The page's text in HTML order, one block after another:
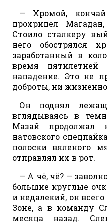
— Хромой,
прохрипел
Стоило сталкеру
него обострялся
заработанный в
время пятилетней
нападение. Это не
доброты, ни
Он поднял
вглядываясь в
Мазай продолжал
натовского
полоски вяленого
отправлял их в рот.
— А чё, чё? —
большие круглые
и недалекий, он
Зоне, а в команду
месяца назад.